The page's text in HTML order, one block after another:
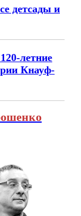
детсады и
летние
Кнауф-